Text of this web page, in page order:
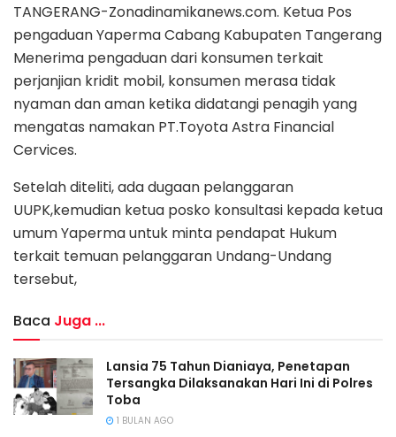
TANGERANG-Zonadinamikanews.com. Ketua Pos
pengaduan Yaperma Cabang Kabupaten Tangerang
Menerima pengaduan dari konsumen terkait
perjanjian kridit mobil, konsumen merasa tidak
nyaman dan aman ketika didatangi penagih yang
mengatas namakan PT.Toyota Astra Financial
Cervices.
Setelah diteliti, ada dugaan pelanggaran
UUPK,kemudian ketua posko konsultasi kepada ketua
umum Yaperma untuk minta pendapat Hukum
terkait temuan pelanggaran Undang-Undang
tersebut,
Baca Juga ...
Lansia 75 Tahun Dianiaya, Penetapan
Tersangka Dilaksanakan Hari Ini di Polres
Toba
1 BULAN AGO